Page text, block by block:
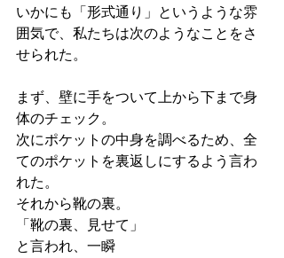
いかにも「形式通り」というような雰
囲気で、私たちは次のようなことをさ
せられた。
まず、壁に手をついて上から下まで身
体のチェック。
次にポケットの中身を調べるため、全
てのポケットを裏返しにするよう言わ
れた。
それから靴の裏。
「靴の裏、見せて」
と言われ、一瞬